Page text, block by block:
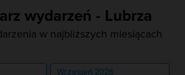
wydarzeń - Lubrza
w najbliższych miesiącach
Wrzesień 2026